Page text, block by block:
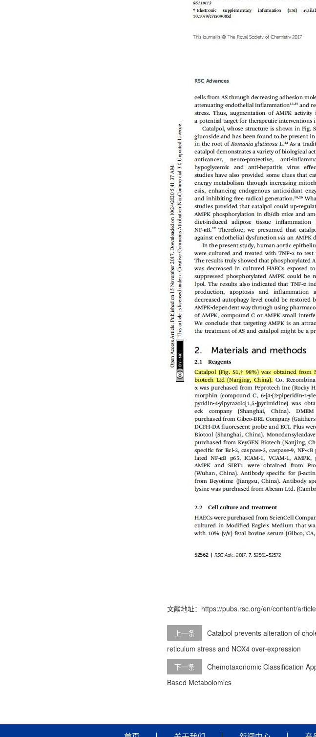
文献地址：https://pubs.rsc.org/en/content/
上一条
Catalpol prevents alteration of
reticulum stress and NOX4 over-expression
下一条
Chemotaxonomic Classification
Based Metabolomics